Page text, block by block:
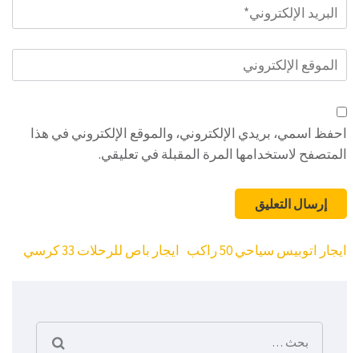
البريد
الإلكتروني*
الموقع
الإلكتروني
احفظ اسمي، بريدي الإلكتروني، والموقع الإلكتروني في هذا
المتصفح لاستخدامها المرة المقبلة في تعليقي.
تصفّح
ايجار باص للرحلات 33 كرسي ايجار اتوبيس سياحي 50 راكب
البحث